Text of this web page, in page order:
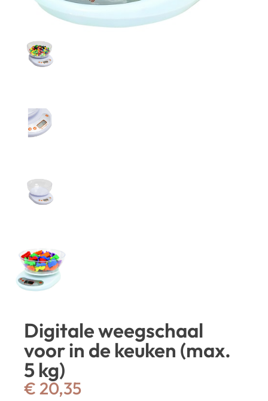
Digitale weegschaal
voor in de keuken (max.
5 kg)
€ 20,35